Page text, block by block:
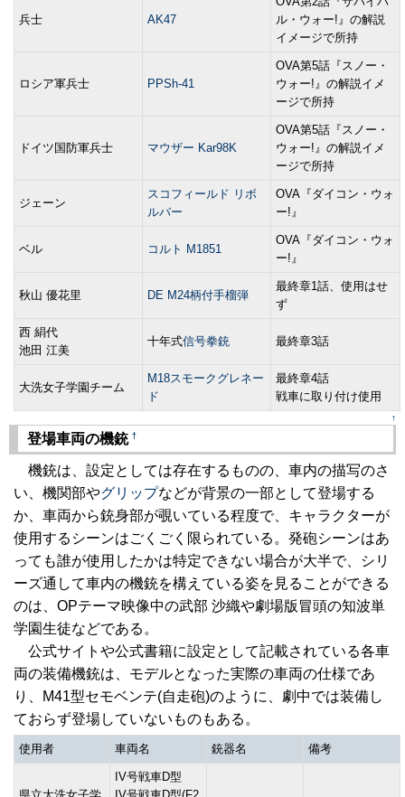
兵士 AK47
ル・ウォー!』の解説
イメージで所持
ロシア軍兵士 PPSh-41
OVA第5話『スノー・
ウォー!』の解説イメ
ージで所持
ドイツ国防軍兵士 マウザー Kar98K
OVA第5話『スノー・
ウォー!』の解説イメ
ージで所持
ジェーン
スコフィールド リボ
ルバー
OVA『ダイコン・ウォ
ー!』
ベル コルト M1851
OVA『ダイコン・ウォ
ー!』
秋山 優花里 DE M24柄付手榴弾
最終章1話、使用はせ
ず
西 絹代
池田 江美
十年式信号拳銃 最終章3話
大洗女子学園チーム
M18スモークグレネー
ド
最終章4話
戦車に取り付け使用
↑
登場車両の機銃 †
機銃は、設定としては存在するものの、車内の描写のさ
い、機関部やグリップなどが背景の一部として登場する
か、車両から銃身部が覗いている程度で、キャラクターが
使用するシーンはごくごく限られている。発砲シーンはあ
っても誰が使用したかは特定できない場合が大半で、シリ
ーズ通して車内の機銃を構えている姿を見ることができる
のは、OPテーマ映像中の武部 沙織や劇場版冒頭の知波単
学園生徒などである。
公式サイトや公式書籍に設定として記載されている各車
両の装備機銃は、モデルとなった実際の車両の仕様であ
り、M41型セモベンテ(自走砲)のように、劇中では装備し
ておらず登場していないものもある。
使用者 車両名 銃器名 備考
IV号戦車D型